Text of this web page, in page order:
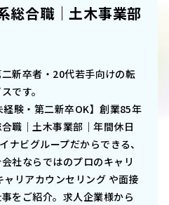
総合職｜土木事業部
新卒者・20代若手向けの転
です。
経験・第二新卒OK】創業85年
職｜土木事業部｜年間休日
ナビグループだからできる、
社ならではのプロのキャリ
リアカウンセリング や面接
をご紹介。求人企業様から